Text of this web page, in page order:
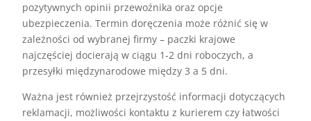
pozytywnych opinii przewoźnika oraz opcje
ubezpieczenia. Termin doręczenia może różnić się w
zależności od wybranej firmy – paczki krajowe
najczęściej docierają w ciągu 1-2 dni roboczych, a
przesyłki międzynarodowe między 3 a 5 dni.
Ważna jest również przejrzystość informacji dotyczących
reklamacji, możliwości kontaktu z kurierem czy łatwości